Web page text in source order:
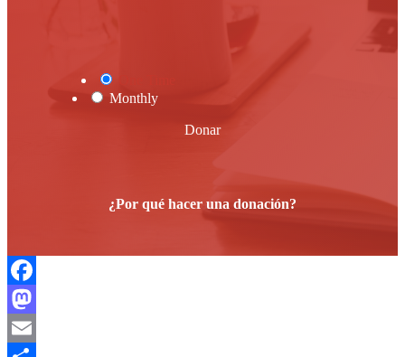
Monthly
Donar
¿Por qué hacer una donación?
Facebook
Mastodon